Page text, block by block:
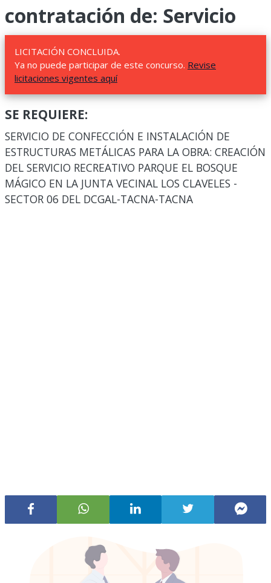
contratación de: Servicio
LICITACIÓN CONCLUIDA.
Ya no puede participar de este concurso. Revise
licitaciones vigentes aquí
SE REQUIERE:
SERVICIO DE CONFECCIÓN E INSTALACIÓN DE
ESTRUCTURAS METÁLICAS PARA LA OBRA: CREACIÓN
DEL SERVICIO RECREATIVO PARQUE EL BOSQUE
MÁGICO EN LA JUNTA VECINAL LOS CLAVELES -
SECTOR 06 DEL DCGAL-TACNA-TACNA